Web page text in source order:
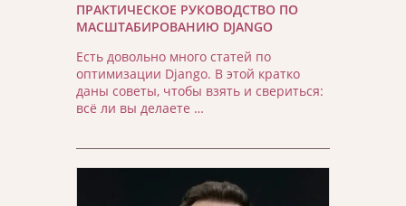
ПРАКТИЧЕСКОЕ РУКОВОДСТВО ПО
МАСШТАБИРОВАНИЮ DJANGO
Есть довольно много статей по
оптимизации Django. В этой кратко
даны советы, чтобы взять и свериться:
всё ли вы делаете …